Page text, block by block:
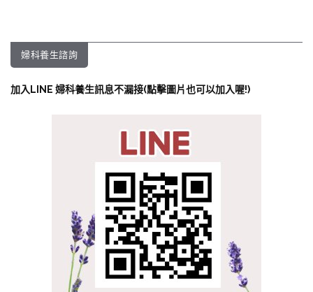
婦科養生諮詢
加入LINE 婦科養生訊息不漏接(點擊圖片也可以加入喔!)